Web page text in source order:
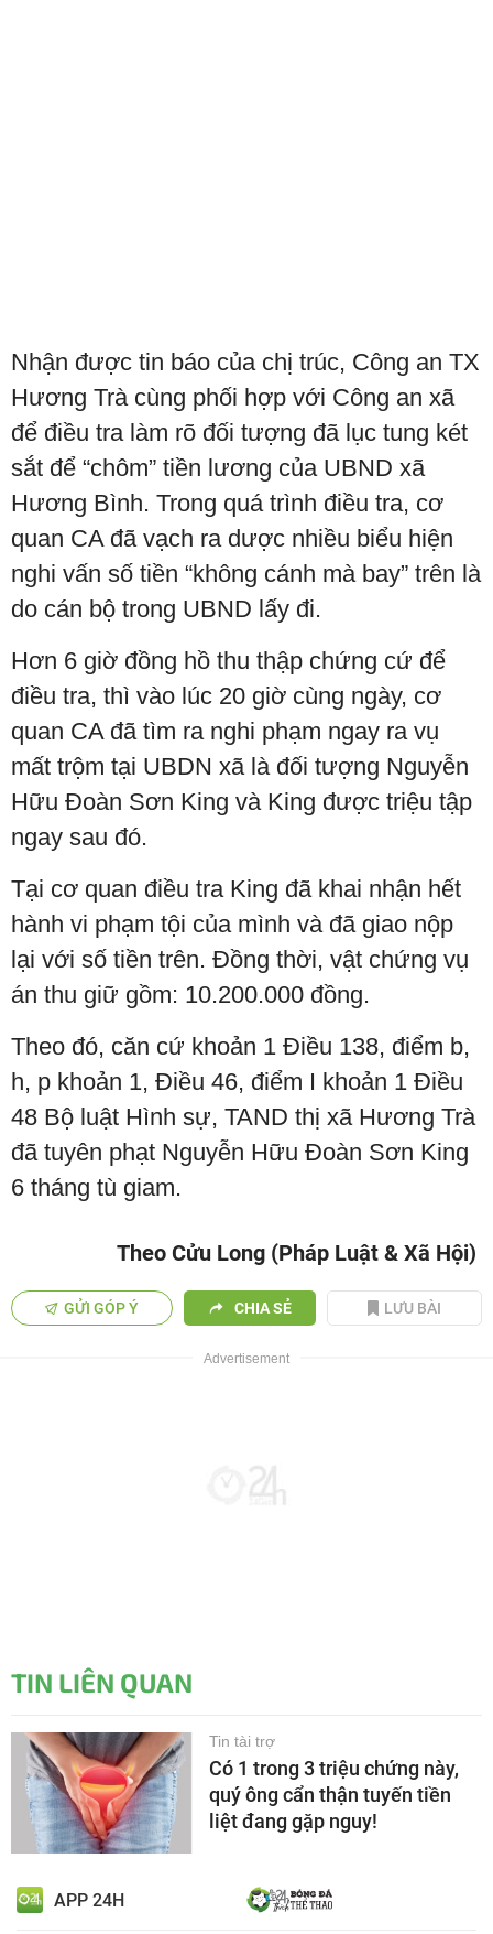
Nhận được tin báo của chị trúc, Công an TX
Hương Trà cùng phối hợp với Công an xã
để điều tra làm rõ đối tượng đã lục tung két
sắt để “chôm” tiền lương của UBND xã
Hương Bình. Trong quá trình điều tra, cơ
quan CA đã vạch ra dược nhiều biểu hiện
nghi vấn số tiền “không cánh mà bay” trên là
do cán bộ trong UBND lấy đi.
Hơn 6 giờ đồng hồ thu thập chứng cứ để
điều tra, thì vào lúc 20 giờ cùng ngày, cơ
quan CA đã tìm ra nghi phạm ngay ra vụ
mất trộm tại UBDN xã là đối tượng Nguyễn
Hữu Đoàn Sơn King và King được triệu tập
ngay sau đó.
Tại cơ quan điều tra King đã khai nhận hết
hành vi phạm tội của mình và đã giao nộp
lại với số tiền trên. Đồng thời, vật chứng vụ
án thu giữ gồm: 10.200.000 đồng.
Theo đó, căn cứ khoản 1 Điều 138, điểm b,
h, p khoản 1, Điều 46, điểm I khoản 1 Điều
48 Bộ luật Hình sự, TAND thị xã Hương Trà
đã tuyên phạt Nguyễn Hữu Đoàn Sơn King
6 tháng tù giam.
Theo Cửu Long (Pháp Luật & Xã Hội)
GỬI GÓP Ý CHIA SẺ LƯU BÀI
TIN LIÊN QUAN
Tin tài trợ
Có 1 trong 3 triệu chứng này,
quý ông cẩn thận tuyến tiền
liệt đang gặp nguy!
APP 24H